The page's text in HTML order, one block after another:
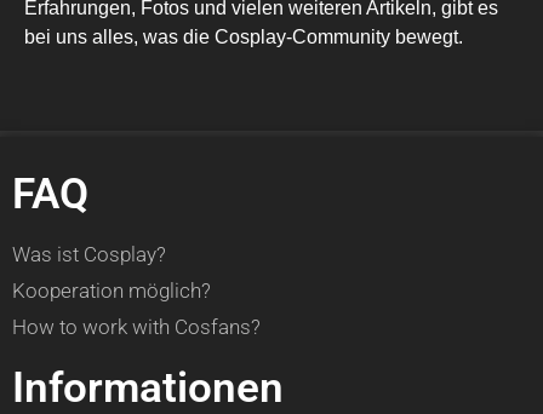
Erfahrungen, Fotos und vielen weiteren Artikeln, gibt es
bei uns alles, was die Cosplay-Community bewegt.
FAQ
Was ist Cosplay?
Kooperation möglich?
How to work with Cosfans?
Informationen